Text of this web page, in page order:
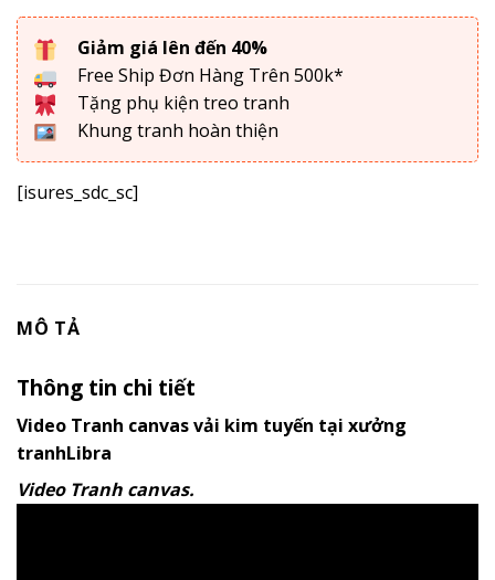
Giảm giá lên đến 40%
Free Ship Đơn Hàng Trên 500k*
Tặng phụ kiện treo tranh
Khung tranh hoàn thiện
[isures_sdc_sc]
MÔ TẢ
Thông tin chi tiết
Video Tranh canvas vải kim tuyến tại xưởng
tranhLibra
Video Tranh canvas.